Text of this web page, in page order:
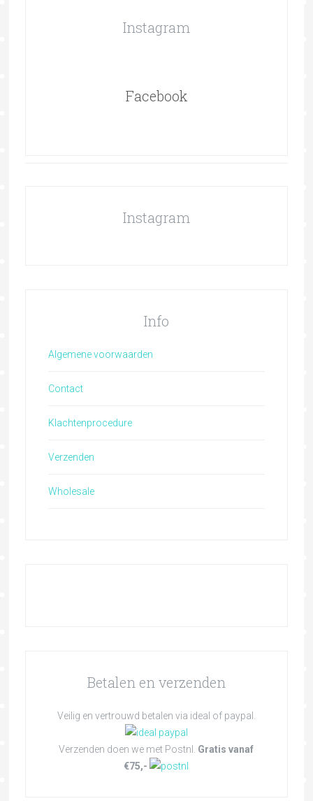
Instagram
Facebook
Instagram
Info
Algemene voorwaarden
Contact
Klachtenprocedure
Verzenden
Wholesale
Betalen en verzenden
Veilig en vertrouwd betalen via ideal of paypal.
Verzenden doen we met Postnl. Gratis vanaf
€75,-